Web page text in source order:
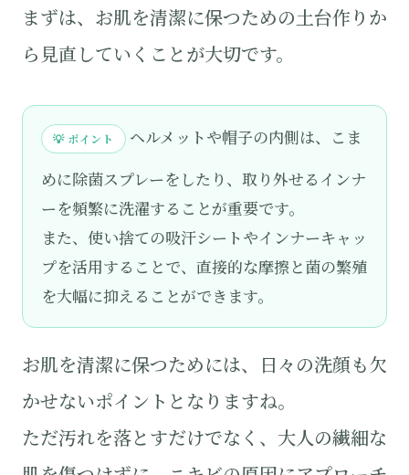
まずは、お肌を清潔に保つための土台作りか
ら見直していくことが大切です。
💡 ポイント
ヘルメットや帽子の内側は、こま
めに除菌スプレーをしたり、取り外せるインナ
ーを頻繁に洗濯することが重要です。
また、使い捨ての吸汗シートやインナーキャッ
プを活用することで、直接的な摩擦と菌の繁殖
を大幅に抑えることができます。
お肌を清潔に保つためには、日々の洗顔も欠
かせないポイントとなりますね。
ただ汚れを落とすだけでなく、大人の繊細な